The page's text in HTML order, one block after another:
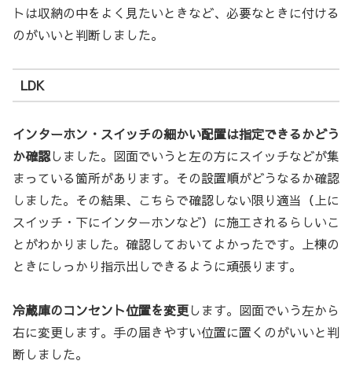
トは収納の中をよく見たいときなど、必要なときに付ける
のがいいと判断しました。
LDK
インターホン・スイッチの細かい配置は指定できるかどう
か確認しました。図面でいうと左の方にスイッチなどが集
まっている箇所があります。その設置順がどうなるか確認
しました。その結果、こちらで確認しない限り適当（上に
スイッチ・下にインターホンなど）に施工されるらしいこ
とがわかりました。確認しておいてよかったです。上棟の
ときにしっかり指示出しできるように頑張ります。
冷蔵庫のコンセント位置を変更します。図面でいう左から
右に変更します。手の届きやすい位置に置くのがいいと判
断しました。